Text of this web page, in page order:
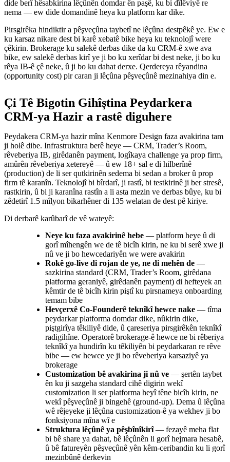
dide berî hêsabkirina lêçûnên domdar ên paşê, ku bi dîlêviyê re
nema — ew dide domandinê heya ku platform kar dike.
Pirsgirêka hindiktir a pêşveçûna taybetî ne lêçûna destpêkê ye. Ew e
ku karsaz nikare dest bi karê xebatê bike heya ku teknolojî were
çêkirin. Brokerage ku salekê derbas dike da ku CRM-ê xwe ava
bike, ew salekê derbas kirî ye ji bo ku xerîdar bi dest neke, ji bo ku
rêya IB-ê çê neke, û ji bo ku dahat derxe. Qerdereya rêyandina
(opportunity cost) pir caran ji lêçûna pêşveçûnê mezinahiya din e.
Çi Tê Bigotin Gihîştina Peydarkera
CRM-ya Hazir a rastê diguhere
Peydakera CRM-ya hazir mîna Kenmore Design faza avakirina tam
ji holê dibe. Infrastruktura berê heye — CRM, Trader’s Room,
rêveberiya IB, girêdanên payment, logîkaya challenge ya prop firm,
amûrên rêveberiya xetereyê — û ew 18+ sal e di hilberînê
(production) de li ser qutkirinên sedema bi sedan a broker û prop
firm tê karanîn. Teknolojî bi bîrdarî, ji rastî, bi testkirinê ji ber stresê,
rastkirin, û bi ji karanîna rastîn a li asta mezin ve derbas bûye, ku bi
zêdetirî 1.5 mîlyon bikarhêner di 135 welatan de dest pê kiriye.
Di derbarê karûbarî de vê wateyê:
Neye ku faza avakirinê hebe — platform heye û di
gorî mîhengên we de tê bicîh kirin, ne ku bi serê xwe ji
nû ve ji bo hewcedariyên we were avakirin
Rokê go-live di rojan de ye, ne di mehên de —
sazkirina standard (CRM, Trader’s Room, girêdana
platforma geraniyê, girêdanên payment) di hefteyek an
kêmtir de tê bicîh kirin piştî ku pirsnameya onboarding
temam bibe
Hevçerxê Co-Founderê teknîkî hewce nake — tîma
peydarkar platforma domdar dike, nûkirin dike,
piştgirîya têkiliyê dide, û çareseriya pirsgirêkên teknîkî
radigihîne. Operatorê brokerage-ê hewce ne bi rêberiya
teknîkî ya hundirîn ku têkiliyên bi peydarkaran re rêve
bibe — ew hewce ye ji bo rêveberiya karsaziyê ya
brokerage
Customization bê avakirina ji nû ve — şertên taybet
ên ku ji sazgeha standard cihê digirin wekî
customization li ser platforma heyî têne bicîh kirin, ne
wekî pêşveçûnê ji bingehê (ground-up). Dema û lêçûna
wê rêjeyeke ji lêçûna customization-ê ya wekhev ji bo
fonksiyona mîna wî e
Struktura lêçûnê ya pêşbînîkirî— fezayê meha flat
bi bê share ya dahat, bê lêçûnên li gorî hejmara hesabê,
û bê fatureyên pêşveçûnê yên kêm-ceribandin ku li gorî
mezinbûnê derkevin